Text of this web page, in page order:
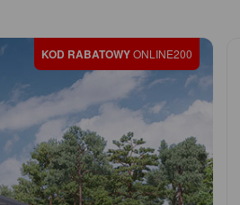
KOD RABATOWYONLINE200